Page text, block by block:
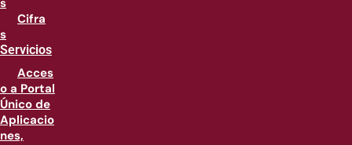
s
Cifra
s
Servicios
Acces
o a Portal
Único de
Aplicacio
nes,